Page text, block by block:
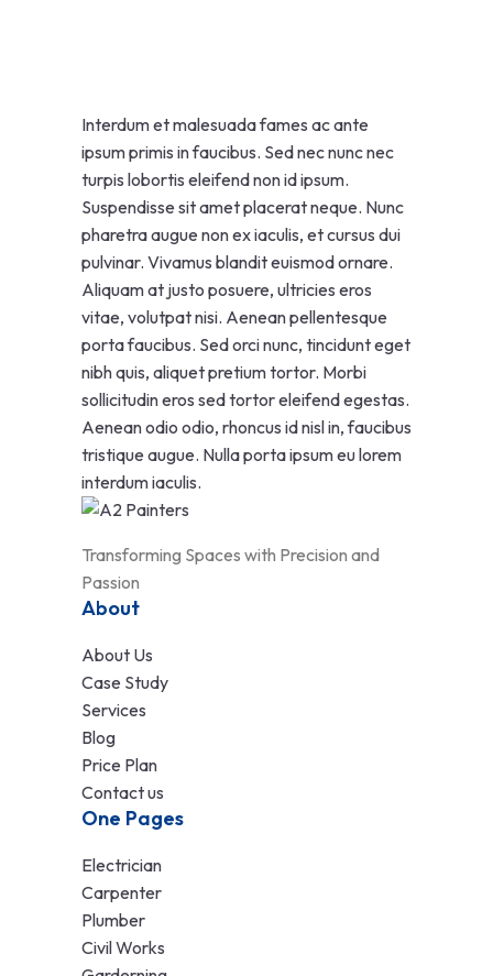
Interdum et malesuada fames ac ante
ipsum primis in faucibus. Sed nec nunc nec
turpis lobortis eleifend non id ipsum.
Suspendisse sit amet placerat neque. Nunc
pharetra augue non ex iaculis, et cursus dui
pulvinar. Vivamus blandit euismod ornare.
Aliquam at justo posuere, ultricies eros
vitae, volutpat nisi. Aenean pellentesque
porta faucibus. Sed orci nunc, tincidunt eget
nibh quis, aliquet pretium tortor. Morbi
sollicitudin eros sed tortor eleifend egestas.
Aenean odio odio, rhoncus id nisl in, faucibus
tristique augue. Nulla porta ipsum eu lorem
interdum iaculis.
Transforming Spaces with Precision and
Passion
About
About Us
Case Study
Services
Blog
Price Plan
Contact us
One Pages
Electrician
Carpenter
Plumber
Civil Works